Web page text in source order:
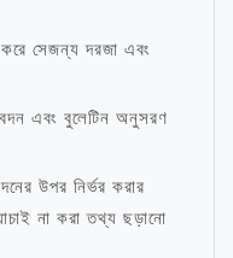
সেজন্য দরজা এবং
এবং বুলেটিন অনুসরণ
উপর নির্ভর করার
না করা তথ্য ছড়ানো